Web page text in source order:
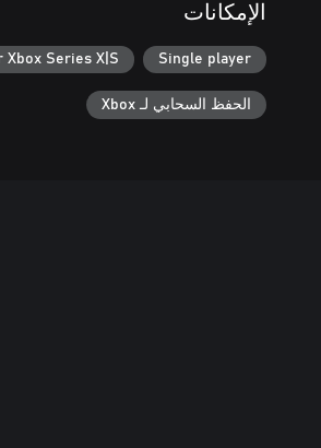
الإمكانات
Single player
Xbox Series X|S
الحفظ السحابي لـ Xbox